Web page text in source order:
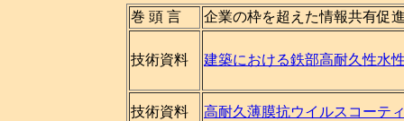
巻 頭 言 企業の枠を超えた情報共有促
技術資料 建築における鉄部高耐久性水
技術資料 高耐久薄膜抗ウイルスコーテ